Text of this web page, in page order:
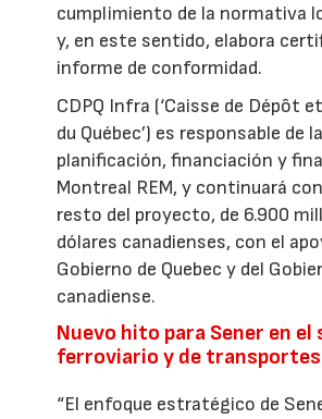
cumplimiento de la normativa
y, en este sentido, elabora
informe de conformidad.
CDPQ Infra (‘Caisse de Dépôt
du Québec’) es responsable de la
planificación, financiación y
Montreal REM, y continuará
resto del proyecto, de 6.900
dólares canadienses, con el
Gobierno de Quebec y del
canadiense.
Nuevo hito para Sener en el
ferroviario y de transportes
“El enfoque estratégico de